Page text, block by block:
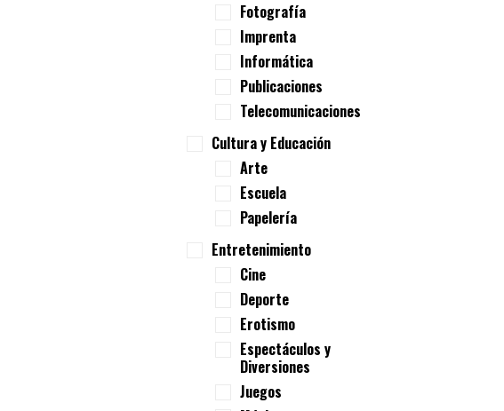
Fotografía
Imprenta
Informática
Publicaciones
Telecomunicaciones
Cultura y Educación
Arte
Escuela
Papelería
Entretenimiento
Cine
Deporte
Erotismo
Espectáculos y
Diversiones
Juegos